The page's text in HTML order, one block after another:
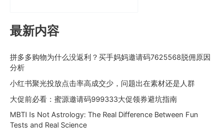
最新内容
拼多多购物为什么没返利？买手妈妈邀请码7625568脱佣原因
分析
小红书聚光投放点击率高成交少，问题出在素材还是人群
大促前必看：蜜源邀请码999333大促领券避坑指南
MBTI Is Not Astrology: The Real Difference Between Fun
Tests and Real Science